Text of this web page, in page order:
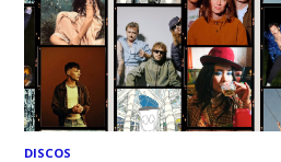
DISCOS